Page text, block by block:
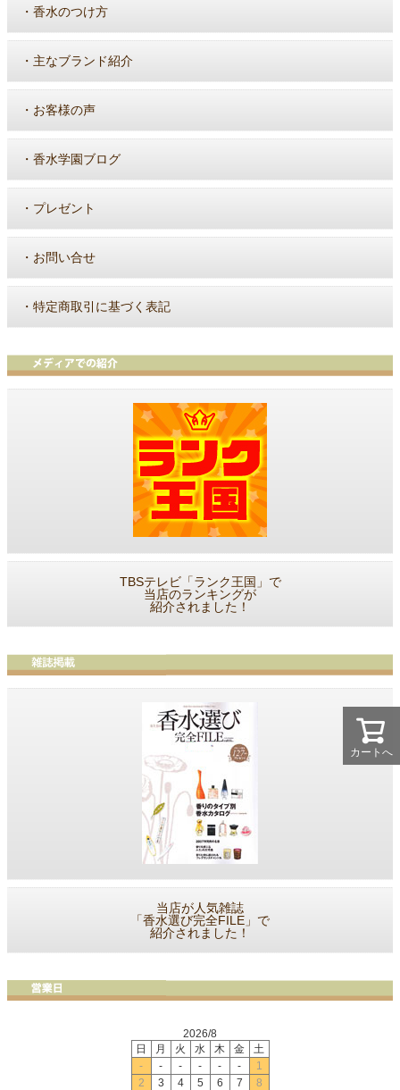
カートへ
・ 香水のつけ方
・ 主なブランド紹介
・ お客様の声
・ 香水学園ブログ
・ プレゼント
・ お問い合せ
・ 特定商取引に基づく表記
TBSテレビ「ランク王国」で
当店のランキングが
紹介されました！
当店が人気雑誌
「香水選び完全FILE」で
紹介されました！
2026/8
日
月 火 水 木 金
土
-
- - - - -
1
2
3 4 5 6 7 8